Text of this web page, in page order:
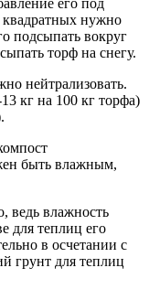
его под
квадратных нужно
подсыпать вокруг
торф на снегу.
нейтрализовать.
кг на 100 кг торфа)
быть влажным,
ведь влажность
для теплиц его
в осчетании с
грунт для теплиц